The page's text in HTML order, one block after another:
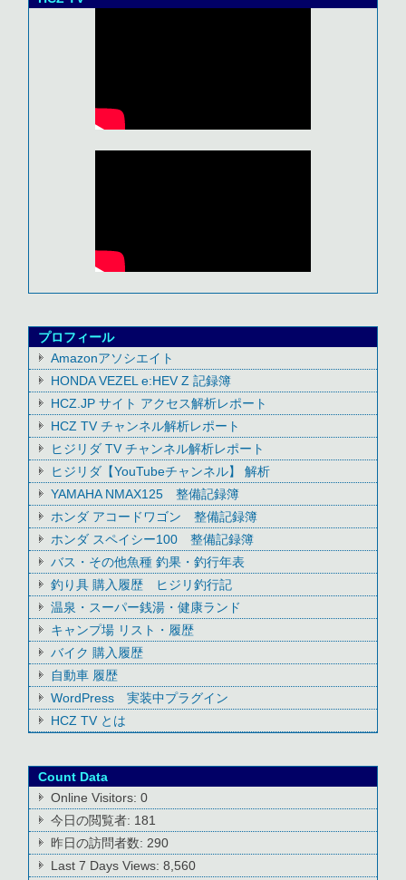
プロフィール
Amazonアソシエイト
HONDA VEZEL e:HEV Z 記録簿
HCZ.JP サイト アクセス解析レポート
HCZ TV チャンネル解析レポート
ヒジリダ TV チャンネル解析レポート
ヒジリダ【YouTubeチャンネル】 解析
YAMAHA NMAX125 整備記録簿
ホンダ アコードワゴン 整備記録簿
ホンダ スペイシー100 整備記録簿
バス・その他魚種 釣果・釣行年表
釣り具 購入履歴 ヒジリ釣行記
温泉・スーパー銭湯・健康ランド
キャンプ場 リスト・履歴
バイク 購入履歴
自動車 履歴
WordPress 実装中プラグイン
HCZ TV とは
Count Data
Online Visitors:0
今日の閲覧者: 181
昨日の訪問者数:290
Last 7 Days Views:8,560